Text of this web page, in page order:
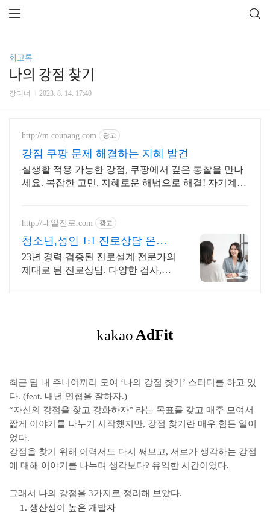
회고록
나의 강점 찾기
강디너 2023. 8. 14. 17:40
http://m.coupang.com 광고
강점 쿠팡 문제 해결하는 지혜 발견
실생활 적용 가능한 강점, 쿠팡에서 깊은 통찰을 만나
세요. 복잡한 고민, 지혜로운 해법으로 해결! 자기계발
http://내일진로.com 광고
청소년,성인 1:1 진로상담 온라
인 화상 진로/고민상담
23년 경력 검증된 진로설계 전문가의
제대로 된 진로상담. 다양한 검사,분
최근 팀 내 주니어끼리 모여 ‘나의 강점 찾기’ 스터디를 하고 있
다. (feat. 내년 연협을 잘하자.)
“자신의 강점을 찾고 강화하자” 라는 목표를 갖고 매주 모여서
짧게 이야기를 나누기 시작했지만, 강점 찾기란 매우 힘든 일이
었다.
강점을 찾기 위해 이력서도 다시 써보고, 서로가 생각하는 강점
에 대해 이야기를 나누며 생각보다? 유익한 시간이었다.
그래서 나의 강점을 3가지로 정리해 보았다.
생산성이 높은 개발자